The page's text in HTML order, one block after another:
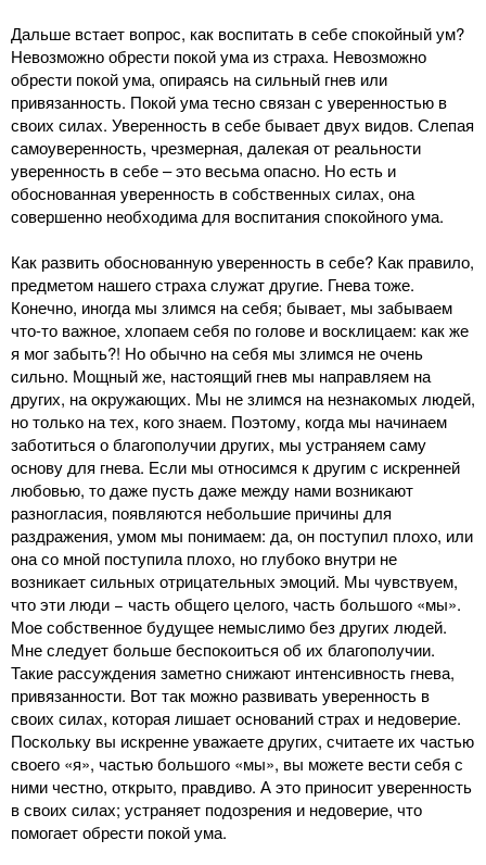
Дальше встает вопрос, как воспитать в себе спокойный ум?
Невозможно обрести покой ума из страха. Невозможно
обрести покой ума, опираясь на сильный гнев или
привязанность. Покой ума тесно связан с уверенностью в
своих силах. Уверенность в себе бывает двух видов. Слепая
самоуверенность, чрезмерная, далекая от реальности
уверенность в себе – это весьма опасно. Но есть и
обоснованная уверенность в собственных силах, она
совершенно необходима для воспитания спокойного ума.
Как развить обоснованную уверенность в себе? Как правило,
предметом нашего страха служат другие. Гнева тоже.
Конечно, иногда мы злимся на себя; бывает, мы забываем
что-то важное, хлопаем себя по голове и восклицаем: как же
я мог забыть?! Но обычно на себя мы злимся не очень
сильно. Мощный же, настоящий гнев мы направляем на
других, на окружающих. Мы не злимся на незнакомых людей,
но только на тех, кого знаем. Поэтому, когда мы начинаем
заботиться о благополучии других, мы устраняем саму
основу для гнева. Если мы относимся к другим с искренней
любовью, то даже пусть даже между нами возникают
разногласия, появляются небольшие причины для
раздражения, умом мы понимаем: да, он поступил плохо, или
она со мной поступила плохо, но глубоко внутри не
возникает сильных отрицательных эмоций. Мы чувствуем,
что эти люди − часть общего целого, часть большого «мы».
Мое собственное будущее немыслимо без других людей.
Мне следует больше беспокоиться об их благополучии.
Такие рассуждения заметно снижают интенсивность гнева,
привязанности. Вот так можно развивать уверенность в
своих силах, которая лишает оснований страх и недоверие.
Поскольку вы искренне уважаете других, считаете их частью
своего «я», частью большого «мы», вы можете вести себя с
ними честно, открыто, правдиво. А это приносит уверенность
в своих силах; устраняет подозрения и недоверие, что
помогает обрести покой ума.